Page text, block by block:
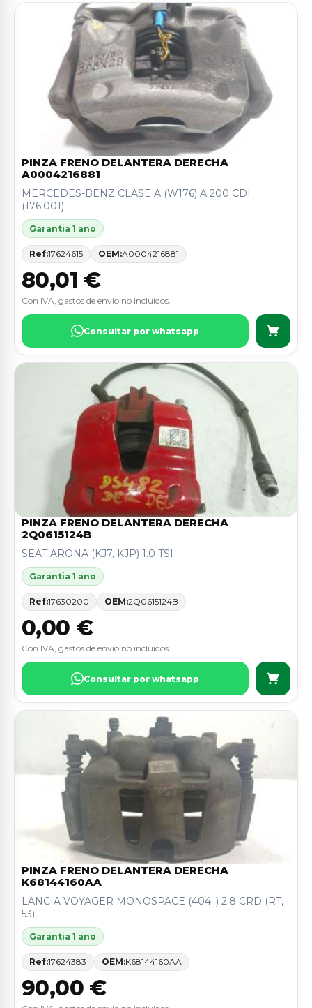
PINZA FRENO DELANTERA DERECHA
A0004216881
MERCEDES-BENZ CLASE A (W176) A 200 CDI
(176.001)
Garantia 1 ano
Ref:17624615 OEM:A0004216881
80,01 €
Con IVA, gastos de envio no incluidos.
Consultar por whatsapp
PINZA FRENO DELANTERA DERECHA
2Q0615124B
SEAT ARONA (KJ7, KJP) 1.0 TSI
Garantia 1 ano
Ref:17630200 OEM:2Q0615124B
0,00 €
Con IVA, gastos de envio no incluidos.
Consultar por whatsapp
PINZA FRENO DELANTERA DERECHA
K68144160AA
LANCIA VOYAGER MONOSPACE (404_) 2.8 CRD (RT,
53)
Garantia 1 ano
Ref:17624383 OEM:K68144160AA
90,00 €